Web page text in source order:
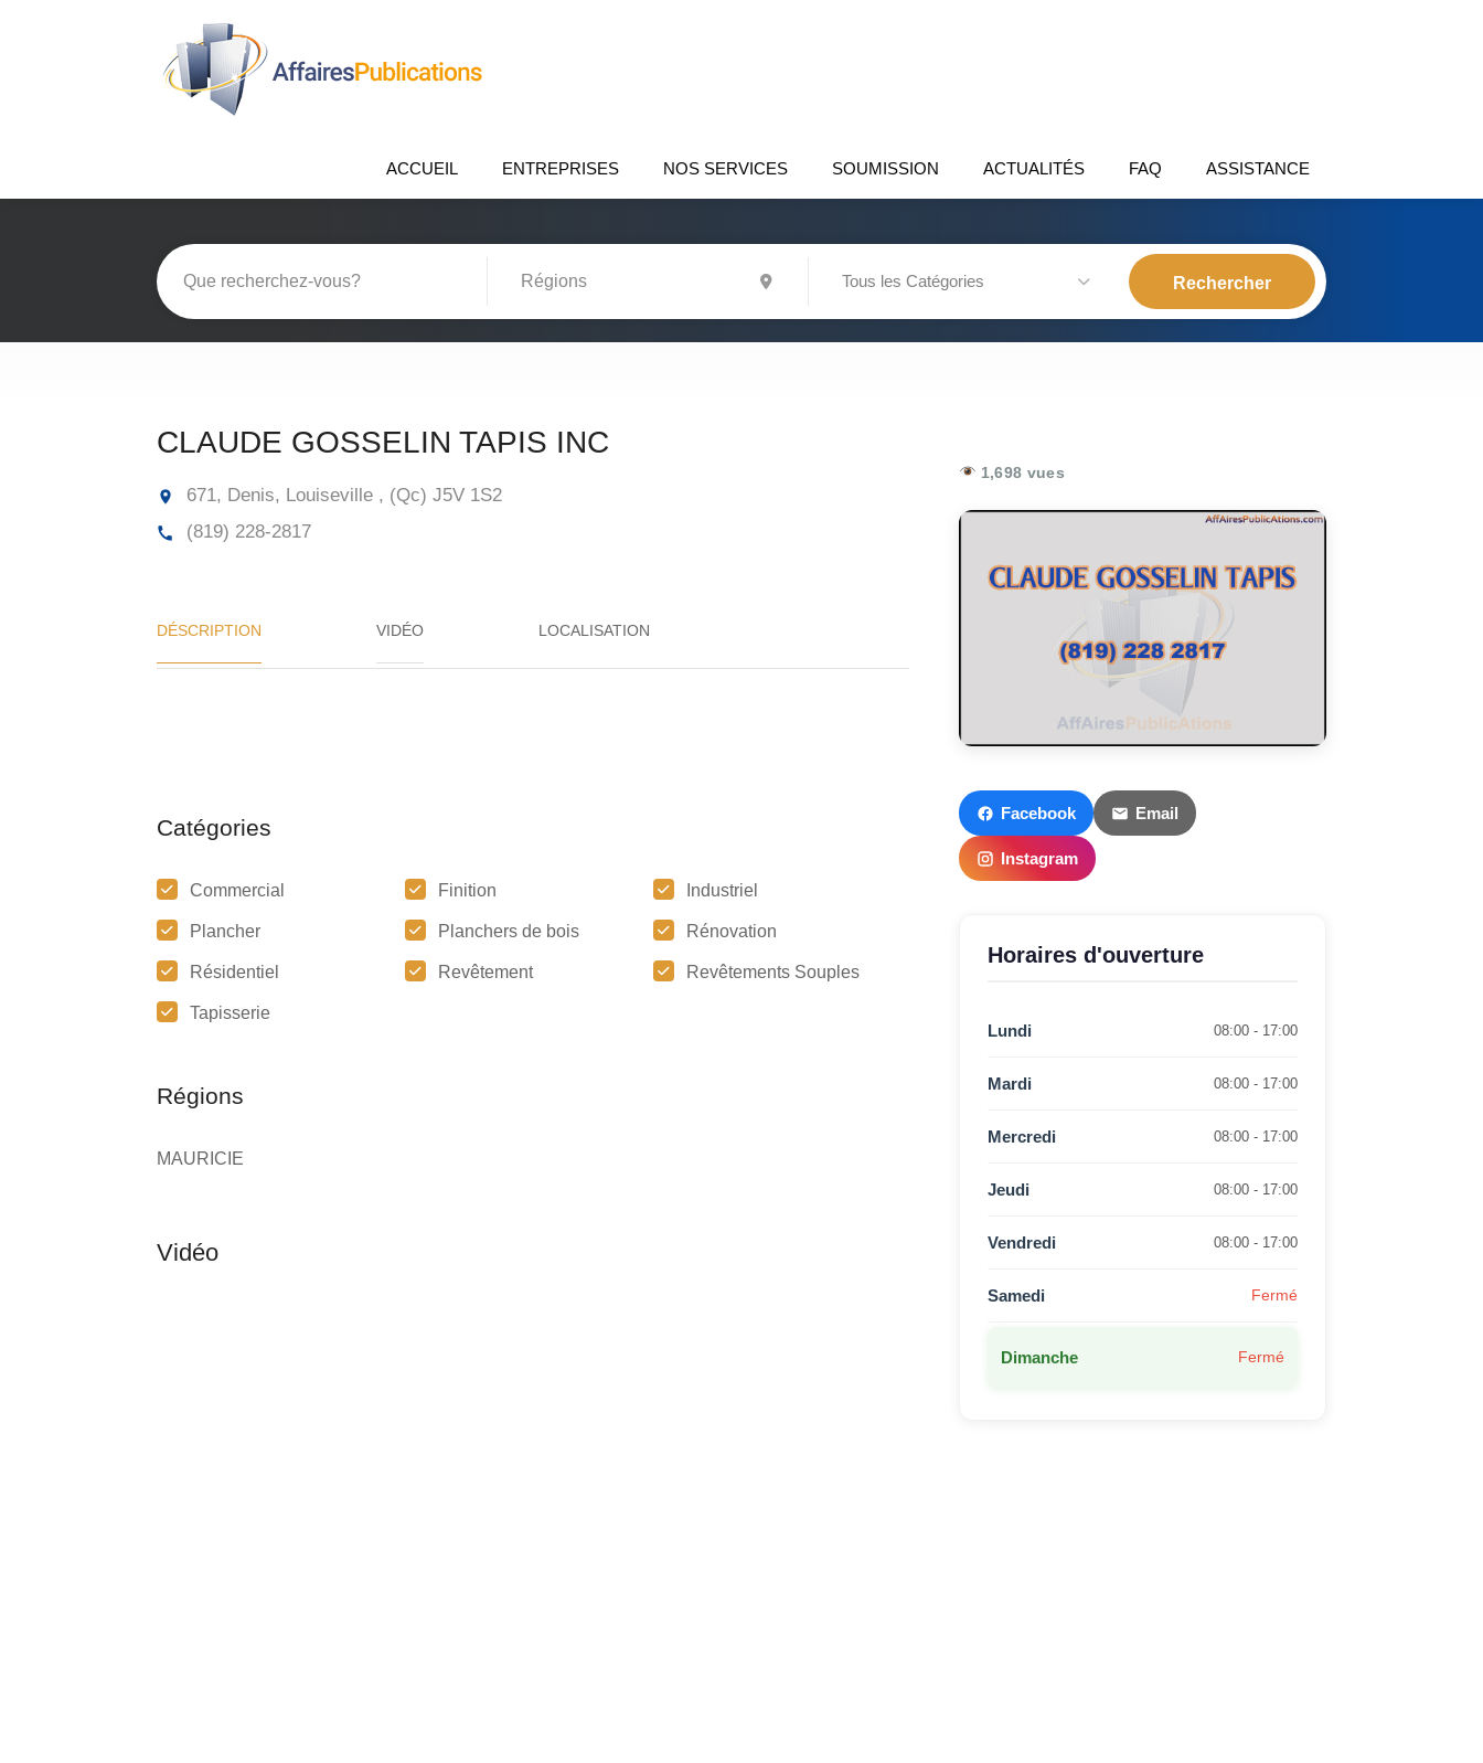
ACCUEIL ENTREPRISES NOS SERVICES SOUMISSION ACTUALITÉS FAQ ASSISTANCE
Tous les Catégories
CLAUDE GOSSELIN TAPIS INC
671, Denis, Louiseville , (Qc) J5V 1S2
(819) 228-2817
DÉSCRIPTION VIDÉO
Catégories
Commercial Finition Industriel
Plancher Planchers de bois Rénovation
Résidentiel Revêtement Revêtements Souples
Tapisserie
Régions
MAURICIE
1,698 vues
Facebook Email
Instagram
Horaires d'ouverture
Lundi 08:00 - 17:00
Mardi 08:00 - 17:00
Mercredi 08:00 - 17:00
Jeudi 08:00 - 17:00
Vendredi 08:00 - 17:00
Samedi Fermé
Dimanche Fermé